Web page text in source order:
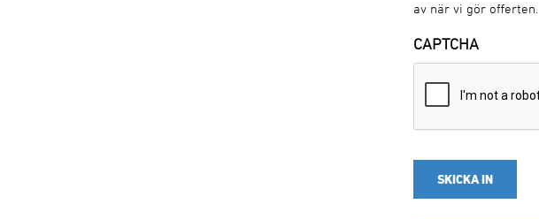
av när vi gör offerten.
CAPTCHA
SKICKA IN